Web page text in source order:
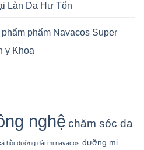
Làn Da Hư Tổn
phẩm phẩm Navacos Super
y Khoa
nghệ chăm sóc da
hồi dưỡng dài mi navacos dưỡng mi